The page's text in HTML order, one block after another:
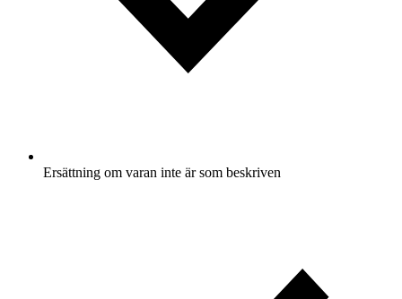
Ersättning om varan inte är som beskriven